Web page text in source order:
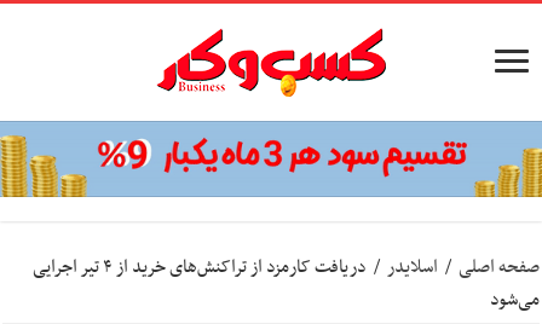
صفحه اصلی / اسلایدر /
دریافت کارمزد از تراکنش‌های خرید از ۴ تیر اجرایی
می‌شود